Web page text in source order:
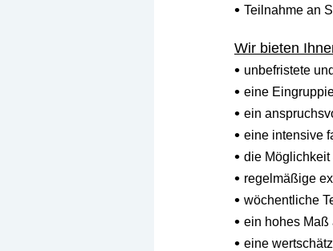
Teilnahme an
Wir bieten
unbefristete
eine
ein
eine intensive
die Möglichkeit
regelmäßige
wöchentliche
ein hohes Maß
eine